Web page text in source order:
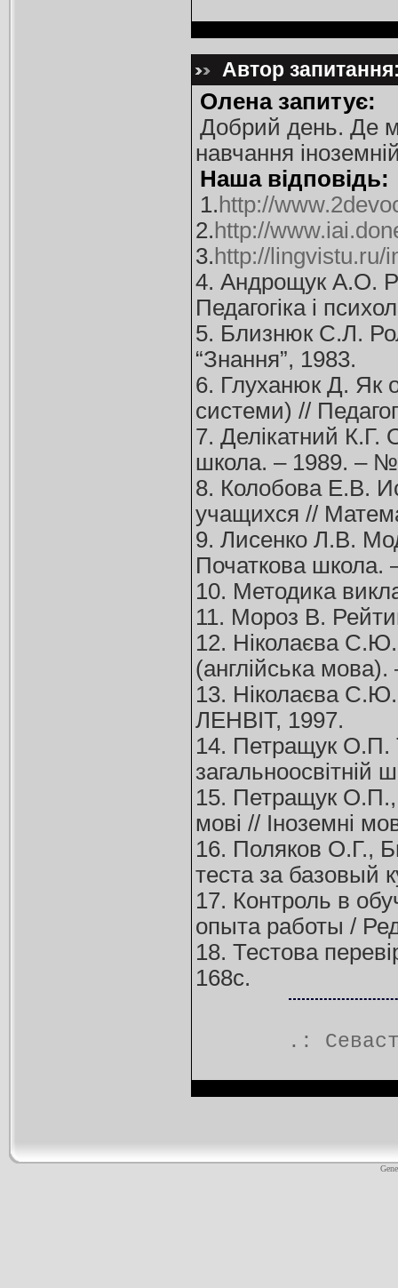
Автор
Олена запитує:
Добрий день. Де
навчання
Наша відповідь:
1. http://
2. http://
3. http://lingvistu.ru/
4. Андрощук А.О.
Педагогіка і
5. Близнюк С.Л.
“Знання”, 1983.
6. Глуханюк Д. Як
системи) //
7. Делікатний К.Г.
школа. – 1989. –
8. Колобова Е.В.
учащихся //
9. Лисенко Л.В.
Початкова
10. Методика
11. Мороз В.
12. Ніколаєва
(англійська
13. Ніколаєва
ЛЕНВІТ, 1997.
14. Петращук О.П.
15. Петращук О.П.,
мові // Іноземні
16. Поляков О.Г.,
теста за базовый
17. Контроль в
опыта работы /
18. Тестова
168с.
.: